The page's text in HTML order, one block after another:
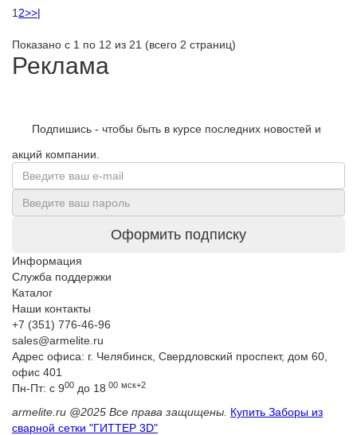
1 2>>|
Показано с 1 по 12 из 21 (всего 2 страниц)
Реклама
Подпишись - чтобы быть в курсе последних новостей и
акций компании.
Оформить подписку
Информация
Служба поддержки
Каталог
Наши контакты
+7 (351) 776-46-96
sales@armelite.ru
Адрес офиса: г. Челябинск, Свердловский проспект, дом 60,
офис 401
Пн-Пт: с 900 до 18 00 мск+2
armelite.ru @2025 Все права защищены. Купить Заборы из
сварной сетки "ГИТТЕР 3D"